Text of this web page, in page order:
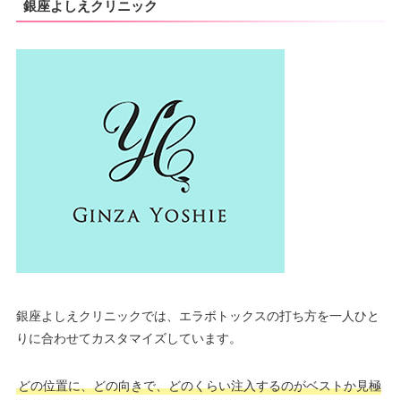
銀座よしえクリニック
銀座よしえクリニックでは、エラボトックスの打ち方を一人ひと
りに合わせてカスタマイズしています。
どの位置に、どの向きで、どのくらい注入するのがベストか見極